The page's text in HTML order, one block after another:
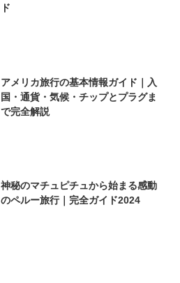
ド
アメリカ旅行の基本情報ガイド｜入
国・通貨・気候・チップとプラグま
で完全解説
神秘のマチュピチュから始まる感動
のペルー旅行｜完全ガイド2024